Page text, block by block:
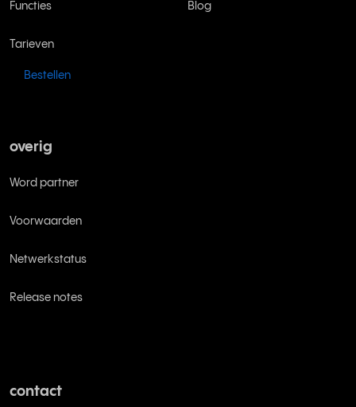
Functies
Tarieven
Bestellen
Blog
overig
Word partner
Voorwaarden
Netwerkstatus
Release notes
contact